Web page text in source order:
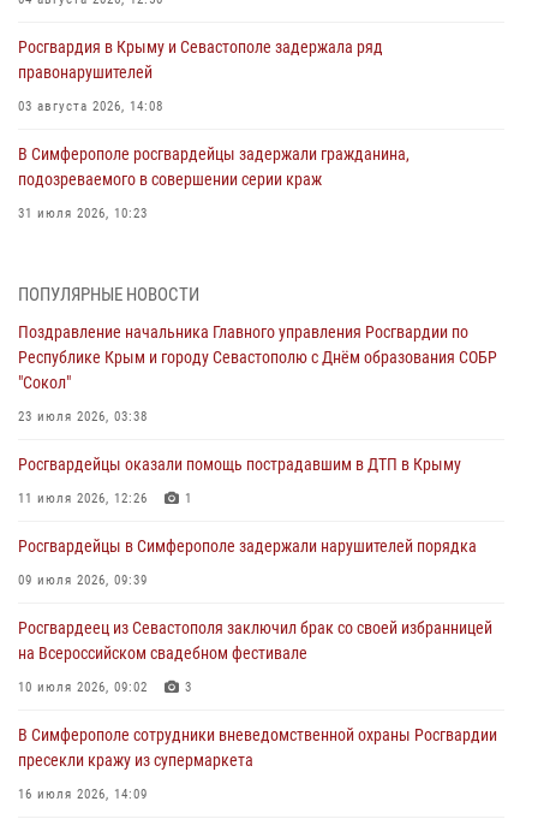
Росгвардия в Крыму и Севастополе задержала ряд
правонарушителей
03 августа 2026, 14:08
В Симферополе росгвардейцы задержали гражданина,
подозреваемого в совершении серии краж
31 июля 2026, 10:23
объекте в Севастополе
Росгвардейцы Севастополя пресекли противоправные действия на
охраняемом объекте
29 июля 2026, 12:34
Росгвардейцы Крыма и Севастополя отметили День Крещения Руси
28 июля 2026, 14:18
В Симферополе сотрудники Росгвардии задержали подозреваемого
в краже из гипермаркета
ПОПУЛЯРНЫЕ НОВОСТИ
Поздравление начальника Главного управления Росгвардии по
Республике Крым и городу Севастополю с Днём образования СОБР
"Сокол"
23 июля 2026, 03:38
Росгвардейцы оказали помощь пострадавшим в ДТП в Крыму
11 июля 2026, 12:26 1
Росгвардейцы в Симферополе задержали нарушителей порядка
09 июля 2026, 09:39
Росгвардеец из Севастополя заключил брак со своей избранницей
на Всероссийском свадебном фестивале
10 июля 2026, 09:02 3
В Симферополе сотрудники вневедомственной охраны Росгвардии
пресекли кражу из супермаркета
16 июля 2026, 14:09